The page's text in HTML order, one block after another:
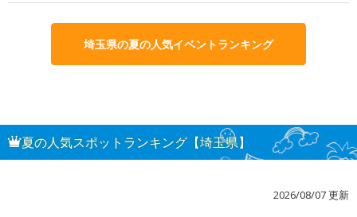
埼玉県の夏の人気イベントランキング
夏の人気スポットランキング【埼玉県】
2026/08/07 更新